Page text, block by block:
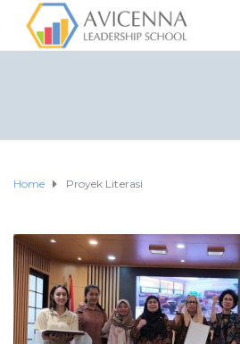
Home Proyek Literasi